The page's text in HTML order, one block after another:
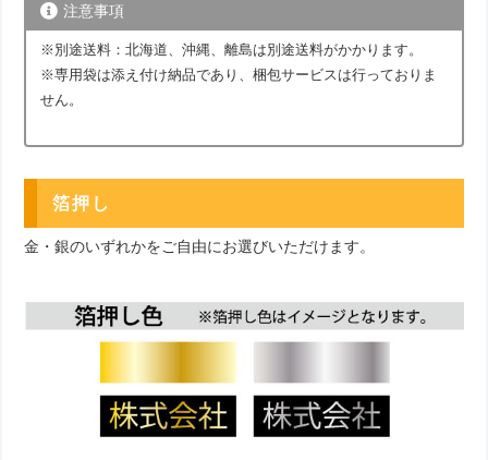
注意事項
※別途送料：北海道、沖縄、離島は別途送料がかかります。
※専用袋は添え付け納品であり、梱包サービスは行っておりま
せん。
箔押し
金・銀のいずれかをご自由にお選びいただけます。